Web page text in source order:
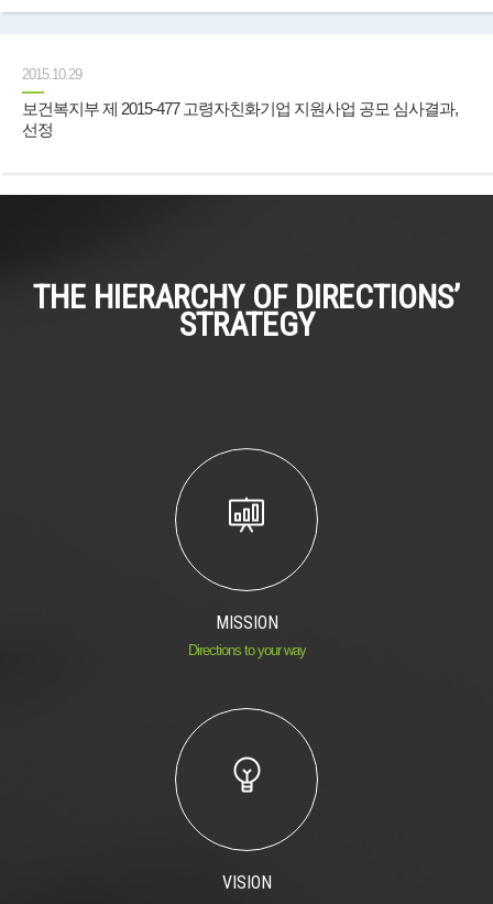
2015.10.29
보건복지부 제 2015-477 고령자친화기업 지원사업 공모 심사결과,
선정
THE HIERARCHY OF DIRECTIONS’
STRATEGY
MISSION
Directions to your way
VISION